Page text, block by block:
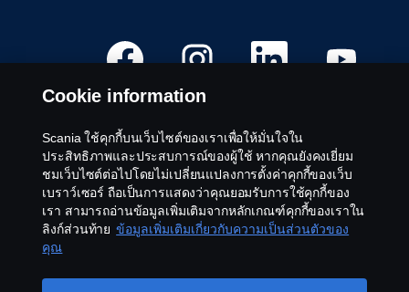
ปิ
ด
น
แ
บ
ใ
ห
ม่
ปิ
ด
น
แ
บ
ใ
ห
ม่
ด
บ
ใ
ห
ม่
ด
ห
ม่
ตำแหน่งงานที่ว่าง
สถานที่ของตำแหน่งงาน
ติดต่อเรา
เกี่ยวกับ Scania
ประกาศทางกฎหมาย
Cookie information
Scania ใช้คุกกี้บนเว็บไซต์ของเราเพื่อให้มั่นใจใน
ประสิทธิภาพและประสบการณ์ของผู้ใช้ หากคุณยังคงเยี่ยม
ชมเว็บไซต์ต่อไปโดยไม่เปลี่ยนแปลงการตั้งค่าคุกกี้ของเว็บ
เบราว์เซอร์ ถือเป็นการแสดงว่าคุณยอมรับการใช้คุกกี้ของ
เรา สามารถอ่านข้อมูลเพิ่มเติมจากหลักเกณฑ์คุกกี้ของเราใน
ลิงก์ส่วนท้าย ข้อมูลเพิ่มเติมเกี่ยวกับความเป็นส่วนตัวของ
คุณ